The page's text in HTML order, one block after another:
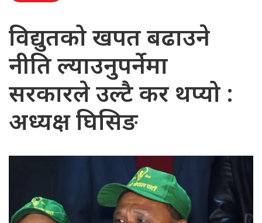
विद्युतको खपत बढाउने
नीति ल्याउनुपर्नेमा
सरकारले उल्टै कर थप्यो :
अध्यक्ष घिसिङ